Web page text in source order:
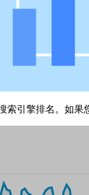
索引擎排名。如果